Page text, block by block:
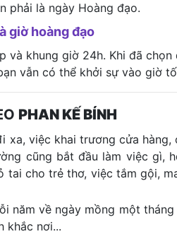
phải là ngày Hoàng đạo.
giờ hoàng đạo
khung giờ 24h. Khi đã
vẫn có thể khởi sự vào giờ
PHAN KẾ BÍNH
việc khai trương cửa
cũng bắt đầu làm việc gì,
cho trẻ thơ, việc tắm gội,
năm về ngày mồng một
khắc nơi...